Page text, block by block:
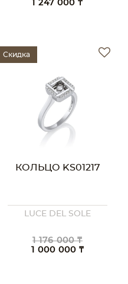
1 247 000 ₸
Скидка
КОЛЬЦО KS01217
LUCE DEL SOLE
1 176 000 ₸
1 000 000 ₸